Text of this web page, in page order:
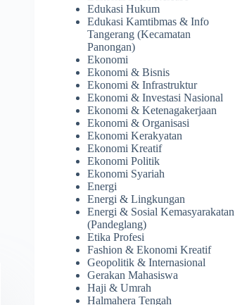
Edukasi Hukum
Edukasi Kamtibmas & Info
Tangerang (Kecamatan
Panongan)
Ekonomi
Ekonomi & Bisnis
Ekonomi & Infrastruktur
Ekonomi & Investasi Nasional
Ekonomi & Ketenagakerjaan
Ekonomi & Organisasi
Ekonomi Kerakyatan
Ekonomi Kreatif
Ekonomi Politik
Ekonomi Syariah
Energi
Energi & Lingkungan
Energi & Sosial Kemasyarakatan
(Pandeglang)
Etika Profesi
Fashion & Ekonomi Kreatif
Geopolitik & Internasional
Gerakan Mahasiswa
Haji & Umrah
Halmahera Tengah